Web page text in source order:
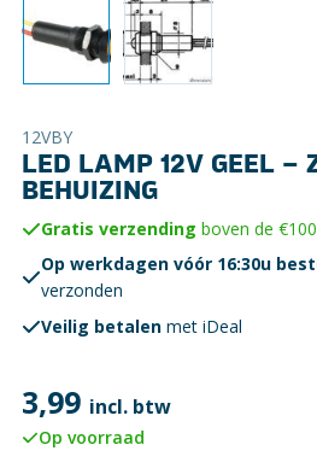
12VBY
LED LAMP 12V GEEL –
BEHUIZING
Gratis verzending boven de
Op werkdagen vóór 16:30u
verzonden
Veilig betalen met iDeal
3,99 incl. btw
Op voorraad